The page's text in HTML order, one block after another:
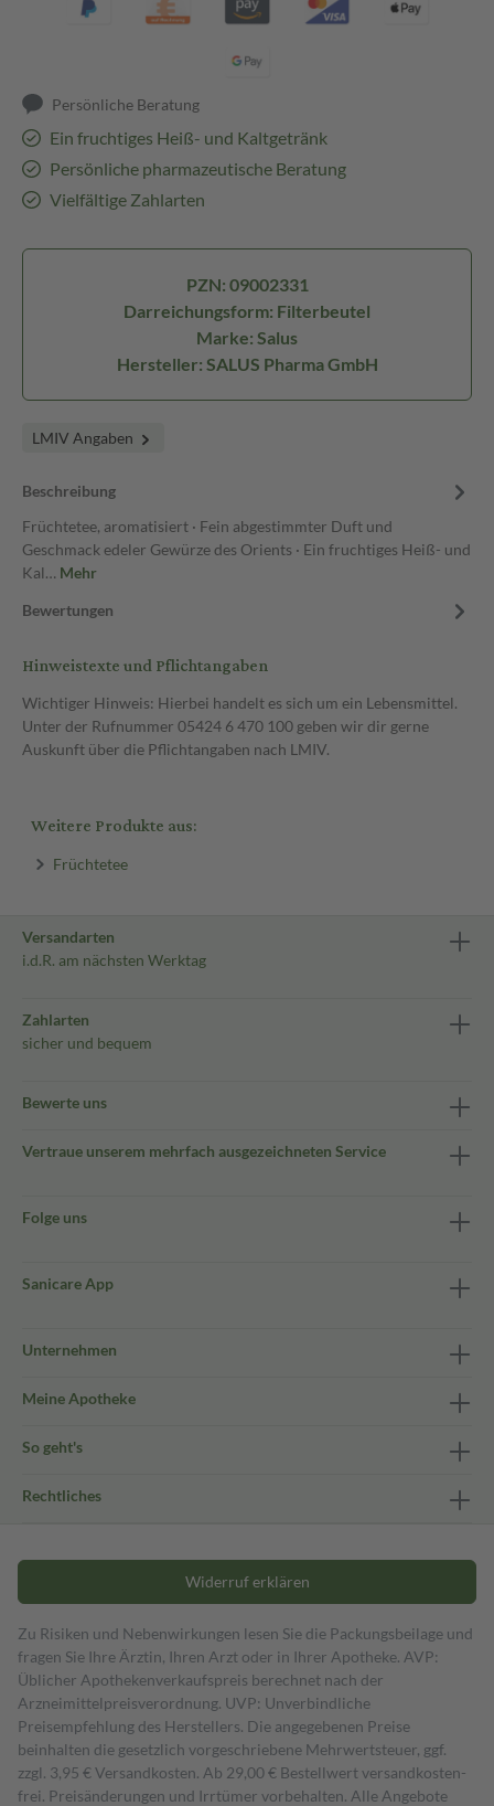
Persönliche Beratung
Ein fruchtiges Heiß- und Kaltgetränk
Persönliche pharmazeutische Beratung
Vielfältige Zahlarten
PZN: 09002331
Darreichungsform: Filterbeutel
Marke: Salus
Hersteller: SALUS Pharma GmbH
LMIV Angaben
Beschreibung
Früchtetee, aromatisiert · Fein abgestimmter Duft und
Geschmack edeler Gewürze des Orients · Ein fruchtiges Heiß- und
Kal… Mehr
Bewertungen
Hinweistexte und Pflichtangaben
Wichtiger Hinweis: Hierbei handelt es sich um ein Lebensmittel.
Unter der Rufnummer 05424 6 470 100 geben wir dir gerne
Auskunft über die Pflichtangaben nach LMIV.
Weitere Produkte aus:
Früchtetee
Versandarten
i.d.R. am nächsten Werktag
Zahlarten
sicher und bequem
Bewerte uns
Vertraue unserem mehrfach ausgezeichneten Service
Folge uns
Sanicare App
Unternehmen
Meine Apotheke
So geht's
Rechtliches
Widerruf erklären
Zu Risiken und Nebenwirkungen lesen Sie die Packungsbeilage und
fragen Sie Ihre Ärztin, Ihren Arzt oder in Ihrer Apotheke. AVP:
Üblicher Apothekenverkaufspreis berechnet nach der
Arzneimittelpreisverordnung. UVP: Unverbindliche
Preisempfehlung des Herstellers. Die angegebenen Preise
beinhalten die gesetzlich vorgeschriebene Mehrwertsteuer, ggf.
zzgl. 3,95 € Versandkosten. Ab 29,00 € Bestell­wert versand­kosten­
frei. Preisänderungen und Irrtümer vorbehalten. Alle Angebote